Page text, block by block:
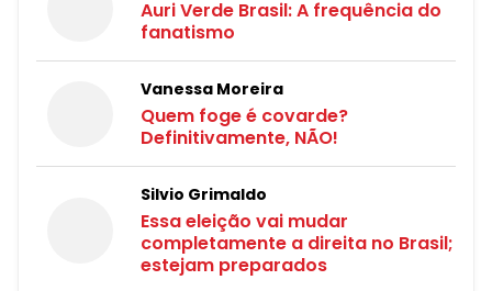
Auri Verde Brasil: A frequência do
fanatismo
Vanessa Moreira
Quem foge é covarde?
Definitivamente, NÃO!
Silvio Grimaldo
Essa eleição vai mudar
completamente a direita no Brasil;
estejam preparados